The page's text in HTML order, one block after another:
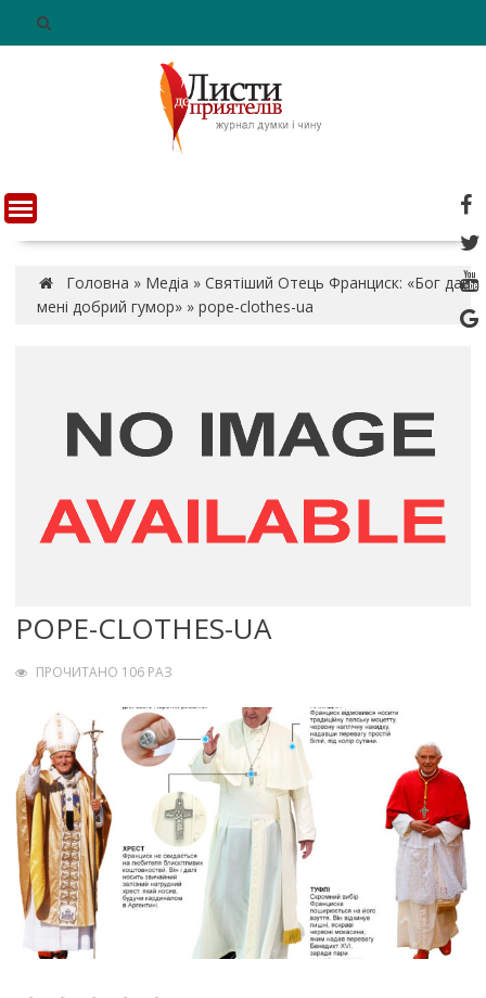
n
t
Головна » Медіа » Святіший Отець Франциск: «Бог дав
мені добрий гумор» » pope-clothes-ua
POPE-CLOTHES-UA
ПРОЧИТАНО 106 РАЗ